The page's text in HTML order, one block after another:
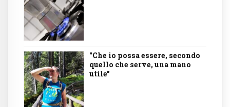
"Che io possa essere, secondo
quello che serve, una mano
utile"